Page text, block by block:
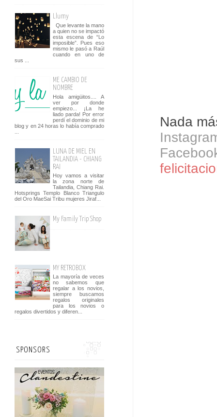
Nada
Llumy
Que levante la mano
a quien no se impactó
esta escena de “Lo
imposible”. Pues eso
mismo le pasó a Raúl
cuando en uno de
sus ...
ME CAMBIO DE
NOMBRE
Hola amigüitos.... A
ver por donde
empiezo... ¡La he
liado parda! Por error
perdí el dominio de mi
blog y en 24 horas lo había comprado
LUNA DE MIEL EN
TAILANDIA - CHIANG
RAI
Hoy vamos a visitar
la zona norte de
Tailandia, Chiang Rai.
Hotsprings Templo Blanco Triangulo
del Oro MaeSai Tribu mujeres Jiraf...
My Family Trip Shop
MY RETROBOX
La mayoría de veces
no sabemos que
regalar a los novios,
siempre buscamos
regalos originales
para los novios o
regalos divertidos y diferen...
SPONSORS